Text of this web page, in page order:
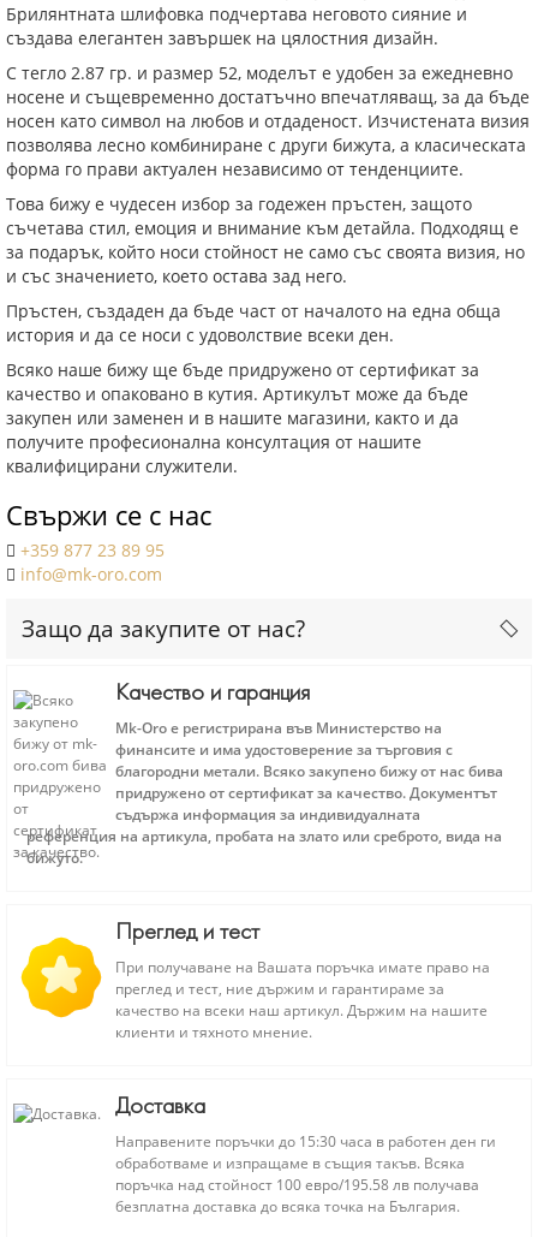
Брилянтната шлифовка подчертава неговото сияние и
създава елегантен завършек на цялостния дизайн.
С тегло 2.87 гр. и размер 52, моделът е удобен за ежедневно
носене и същевременно достатъчно впечатляващ, за да бъде
носен като символ на любов и отдаденост. Изчистената визия
позволява лесно комбиниране с други бижута, а класическата
форма го прави актуален независимо от тенденциите.
Това бижу е чудесен избор за годежен пръстен, защото
съчетава стил, емоция и внимание към детайла. Подходящ е
за подарък, който носи стойност не само със своята визия, но
и със значението, което остава зад него.
Пръстен, създаден да бъде част от началото на една обща
история и да се носи с удоволствие всеки ден.
Всяко наше бижу ще бъде придружено от сертификат за
качество и опаковано в кутия. Артикулът може да бъде
закупен или заменен и в нашите магазини, както и да
получите професионална консултация от нашите
квалифицирани служители.
Свържи се с нас
+359 877 23 89 95
info@mk-oro.com
Защо да закупите от нас?
Качество и гаранция
Mk-Oro е регистрирана във Министерство на
финансите и има удостоверение за търговия с
благородни метали. Всяко закупено бижу от нас бива
придружено от сертификат за качество. Документът
съдържа информация за индивидуалната
референция на артикула, пробата на злато или среброто, вида на
бижуто.
Преглед и тест
При получаване на Вашата поръчка имате право на
преглед и тест, ние държим и гарантираме за
качество на всеки наш артикул. Държим на нашите
клиенти и тяхното мнение.
Доставка
Направените поръчки до 15:30 часа в работен ден ги
обработваме и изпращаме в същия такъв. Всяка
поръчка над стойност 100 евро/195.58 лв получава
безплатна доставка до всяка точка на България.